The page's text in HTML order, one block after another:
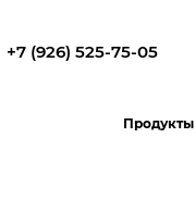
+7 (926) 525-75-05
Продукты